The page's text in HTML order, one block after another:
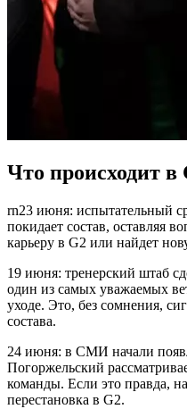
Что происходит в
rn23 июня: испытательный
покидает состав, оставляя
карьеру в G2 или найдет
19 июня: тренерский штаб
один из самых уважаемых
уходе. Это, без сомнения,
состава.
24 июня: в СМИ начали
Погоржельский
команды. Если это правда,
перестановка в G2.